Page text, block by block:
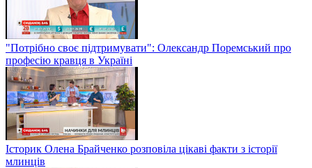
"Потрібно своє підтримувати": Олександр Поремський про
професію кравця в Україні
Історик Олена Брайченко розповіла цікаві факти з історії
млинців